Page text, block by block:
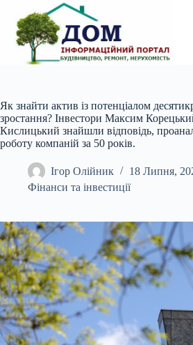
вмісту
Як знайти актив із потенціалом
зростання? Інвестори Максим
Кислицький знайшли відповідь,
роботу компаній за 50 років.
Ігор Олійник
18 Липня,
Фінанси та інвестиції